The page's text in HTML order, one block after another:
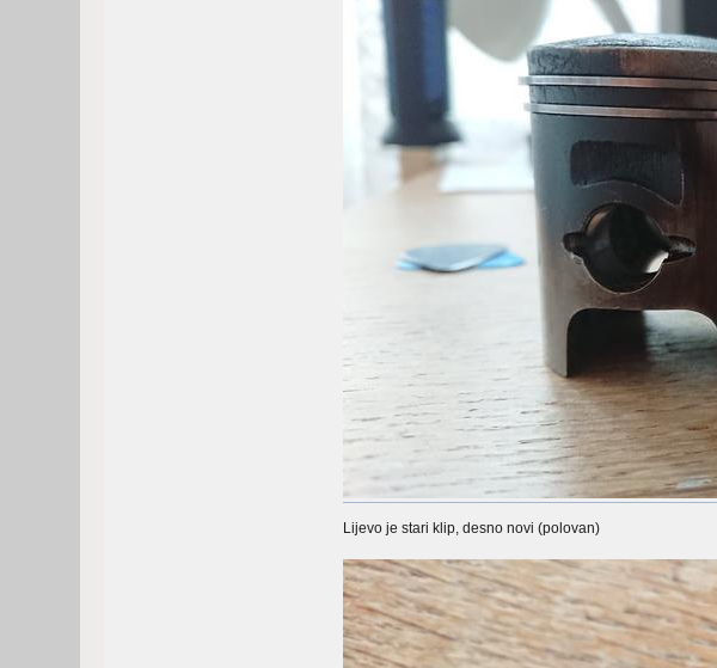
Lijevo je stari klip, desno novi (polovan)